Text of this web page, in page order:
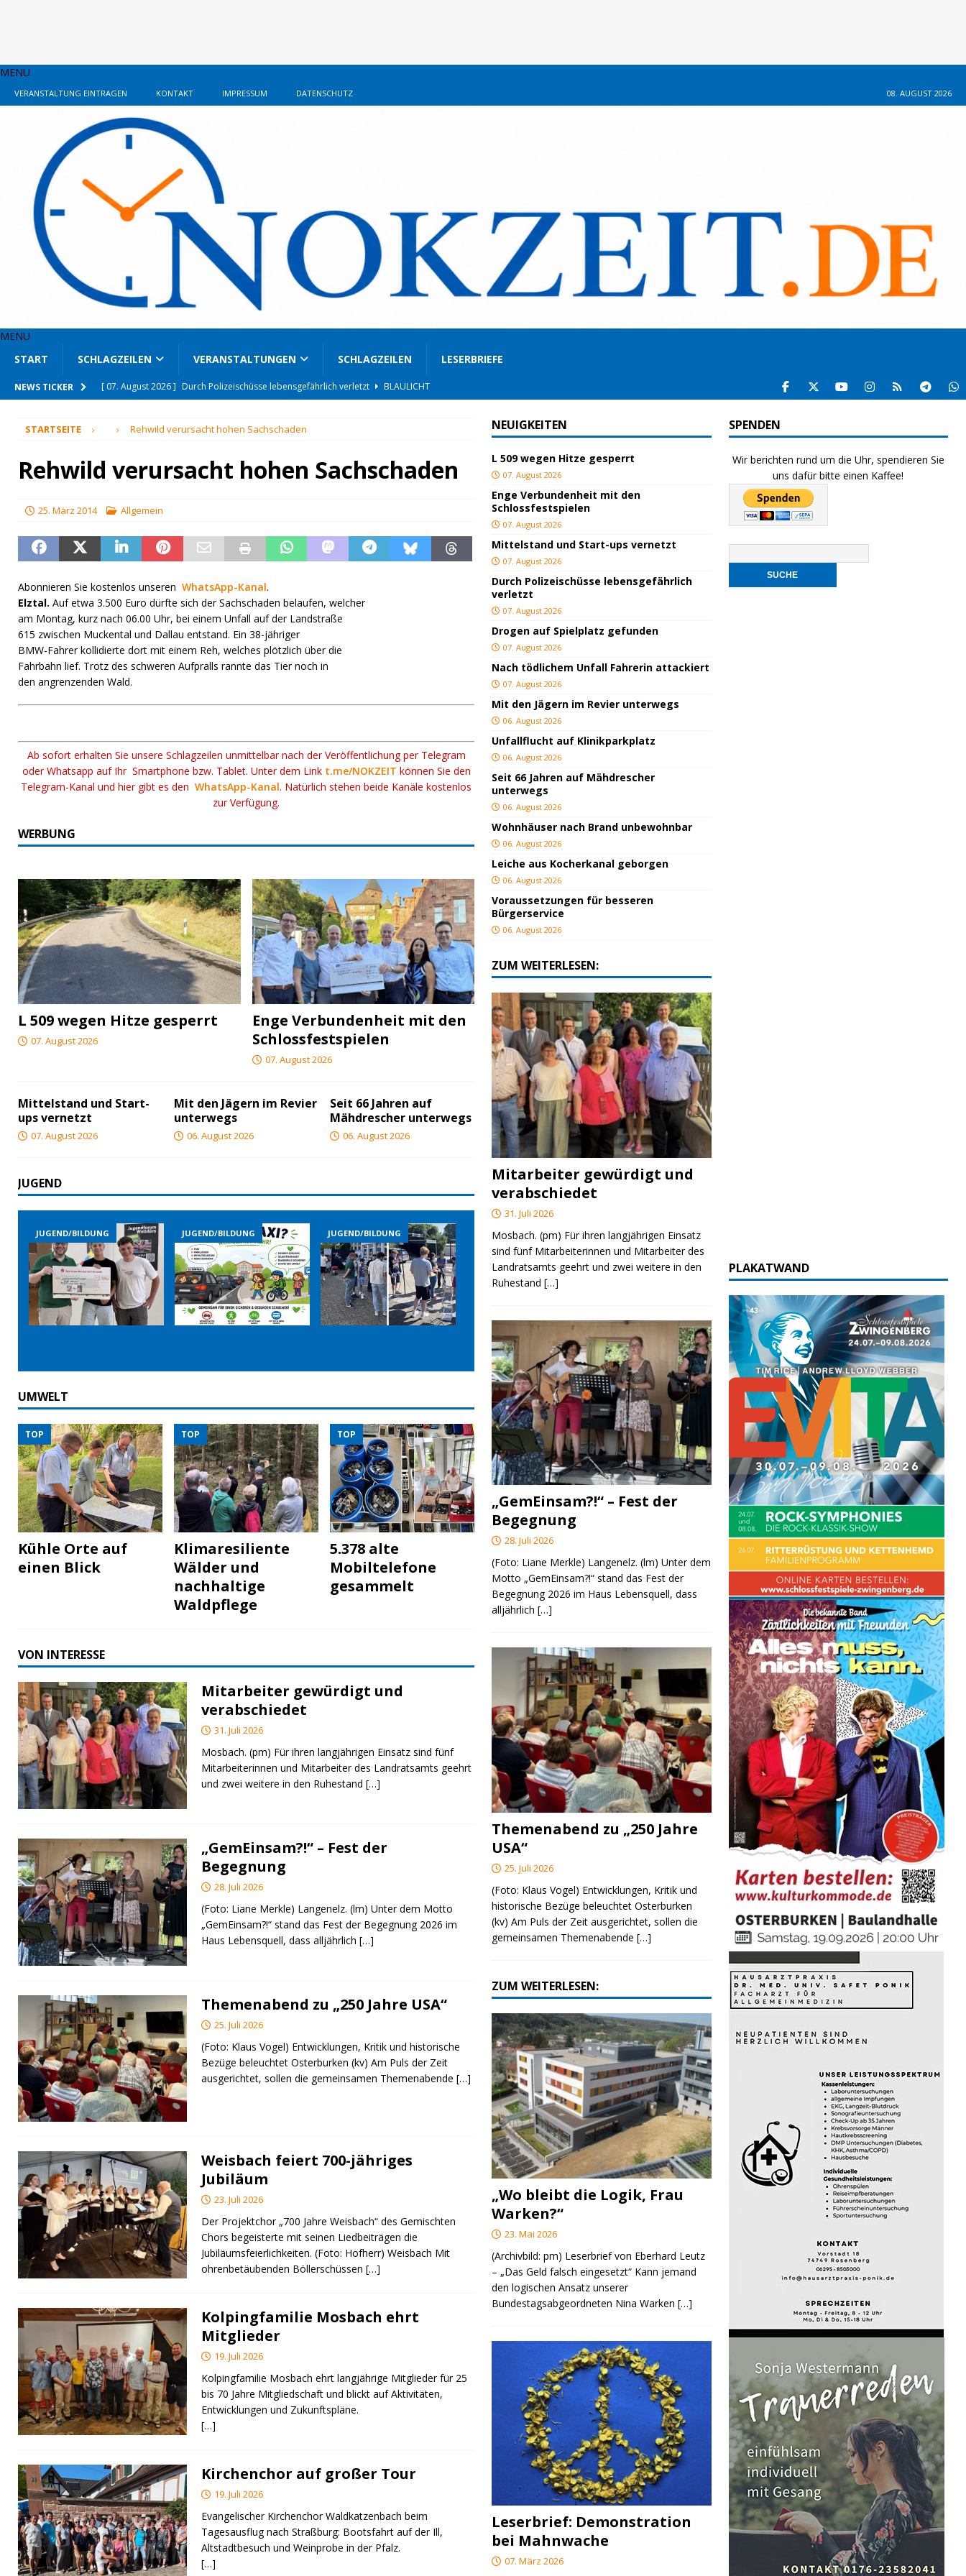
MENU
VERANSTALTUNG EINTRAGEN KONTAKT IMPRESSUM DATENSCHUTZ 08. AUGUST 2026
MENU
START
SCHLAGZEILEN VERANSTALTUNGEN SCHLAGZEILEN LESERBRIEFE
NEWS TICKER [ 07. August 2026 ] Drogen auf Spielplatz gefunden
BLAULICHT
[ 06. August 2026 ] Mit den Jägern im Revier unterwegs
[ 06. August 2026 ]
Unfallflucht auf Klinikparkplatz
BLAULICHT
[ 06. August 2026 ]
[ 07. August 2026 ]
Enge Verbundenheit mit den Schlossfestspielen
KULTUR
[ 07. August 2026 ]
Mittelstand und Start-ups vernetzt
[ 07. August 2026 ] Durch Polizeischüsse lebensgefährlich verletzt
STARTSEITE Rehwild verursacht hohen Sachschaden
Rehwild verursacht hohen Sachschaden
25. März 2014 Allgemein
Abonnieren Sie kostenlos unseren WhatsApp-Kanal.
Elztal. Auf etwa 3.500 Euro dürfte sich der Sachschaden belaufen, welcher
am Montag, kurz nach 06.00 Uhr, bei einem Unfall auf der Landstraße
615 zwischen Muckental und Dallau entstand. Ein 38-jähriger
BMW-Fahrer kollidierte dort mit einem Reh, welches plötzlich über die
Fahrbahn lief. Trotz des schweren Aufpralls rannte das Tier noch in
den angrenzenden Wald.
Ab sofort erhalten Sie unsere Schlagzeilen unmittelbar nach der Veröffentlichung per Telegram
oder Whatsapp auf Ihr Smartphone bzw. Tablet. Unter dem Link t.me/NOKZEIT können Sie den
Telegram-Kanal und hier gibt es denWhatsApp-Kanal. Natürlich stehen beide Kanäle kostenlos
zur Verfügung.
WERBUNG
L 509 wegen Hitze gesperrt
07. August 2026
Enge Verbundenheit mit den
Schlossfestspielen
07. August 2026
Mittelstand und Start-
ups vernetzt
07. August 2026
Mit den Jägern im Revier
unterwegs
06. August 2026
Seit 66 Jahren auf
Mähdrescher unterwegs
06. August 2026
JUGEND
JUGEND/BILDUNG JUGEND/BILDUNG JUGEND/BILDUNG JUGEND/BILDUNG
UMWELT
TOP
Kühle Orte auf
einen Blick
TOP
Klimaresiliente
Wälder und
nachhaltige
Waldpflege
TOP
5.378 alte
Mobiltelefone
gesammelt
VON INTERESSE
Mitarbeiter gewürdigt und
verabschiedet
31. Juli 2026
Mosbach. (pm) Für ihren langjährigen Einsatz sind fünf
Mitarbeiterinnen und Mitarbeiter des Landratsamts geehrt
und zwei weitere in den Ruhestand […]
„GemEinsam?!“ – Fest der
Begegnung
28. Juli 2026
(Foto: Liane Merkle) Langenelz. (lm) Unter dem Motto
„GemEinsam?!“ stand das Fest der Begegnung 2026 im
Haus Lebensquell, dass alljährlich […]
Themenabend zu „250 Jahre USA“
25. Juli 2026
(Foto: Klaus Vogel) Entwicklungen, Kritik und historische
Bezüge beleuchtet Osterburken (kv) Am Puls der Zeit
ausgerichtet, sollen die gemeinsamen Themenabende […]
Weisbach feiert 700-jähriges
Jubiläum
23. Juli 2026
Der Projektchor „700 Jahre Weisbach“ des Gemischten
Chors begeisterte mit seinen Liedbeiträgen die
Jubiläumsfeierlichkeiten. (Foto: Hofherr) Weisbach Mit
ohrenbetäubenden Böllerschüssen […]
Kolpingfamilie Mosbach ehrt
Mitglieder
19. Juli 2026
Kolpingfamilie Mosbach ehrt langjährige Mitglieder für 25
bis 70 Jahre Mitgliedschaft und blickt auf Aktivitäten,
Entwicklungen und Zukunftspläne.
[…]
Kirchenchor auf großer Tour
19. Juli 2026
Evangelischer Kirchenchor Waldkatzenbach beim
Tagesausflug nach Straßburg: Bootsfahrt auf der Ill,
Altstadtbesuch und Weinprobe in der Pfalz.
[…]
NEUIGKEITEN
L 509 wegen Hitze gesperrt
07. August 2026
Enge Verbundenheit mit den
Schlossfestspielen
07. August 2026
Mittelstand und Start-ups vernetzt
07. August 2026
Durch Polizeischüsse lebensgefährlich
verletzt
07. August 2026
Drogen auf Spielplatz gefunden
07. August 2026
Nach tödlichem Unfall Fahrerin attackiert
07. August 2026
Mit den Jägern im Revier unterwegs
06. August 2026
Unfallflucht auf Klinikparkplatz
06. August 2026
Seit 66 Jahren auf Mähdrescher
unterwegs
06. August 2026
Wohnhäuser nach Brand unbewohnbar
06. August 2026
Leiche aus Kocherkanal geborgen
06. August 2026
Voraussetzungen für besseren
Bürgerservice
06. August 2026
ZUM WEITERLESEN:
Mitarbeiter gewürdigt und
verabschiedet
31. Juli 2026
Mosbach. (pm) Für ihren langjährigen Einsatz
sind fünf Mitarbeiterinnen und Mitarbeiter des
Landratsamts geehrt und zwei weitere in den
Ruhestand[…]
„GemEinsam?!“ – Fest der
Begegnung
28. Juli 2026
(Foto: Liane Merkle) Langenelz. (lm) Unter dem
Motto „GemEinsam?!“ stand das Fest der
Begegnung 2026 im Haus Lebensquell, dass
alljährlich[…]
Themenabend zu „250 Jahre
USA“
25. Juli 2026
(Foto: Klaus Vogel) Entwicklungen, Kritik und
historische Bezüge beleuchtet Osterburken
(kv) Am Puls der Zeit ausgerichtet, sollen die
gemeinsamen Themenabende[…]
ZUM WEITERLESEN:
„Wo bleibt die Logik, Frau
Warken?“
23. Mai 2026
(Archivbild: pm) Leserbrief von Eberhard Leutz
– „Das Geld falsch eingesetzt“ Kann jemand
den logischen Ansatz unserer
Bundestagsabgeordneten Nina Warken[…]
Leserbrief: Demonstration
bei Mahnwache
07. März 2026
SPENDEN
Wir berichten rund um die Uhr, spendieren Sie
uns dafür bitte einen Kaffee!
PLAKATWAND